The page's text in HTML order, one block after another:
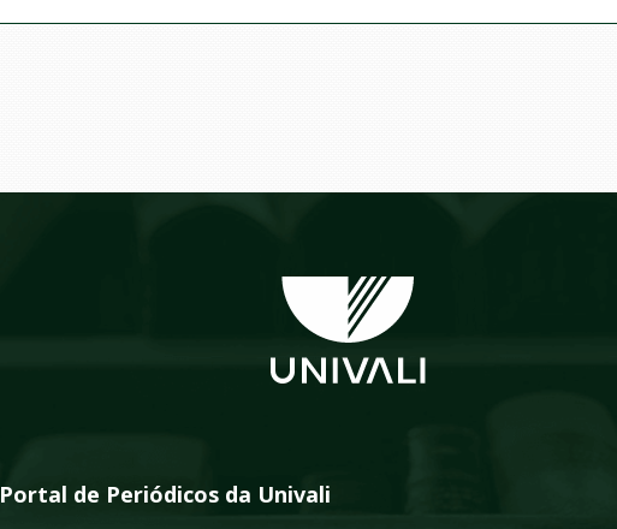
Portal de Periódicos da Univali